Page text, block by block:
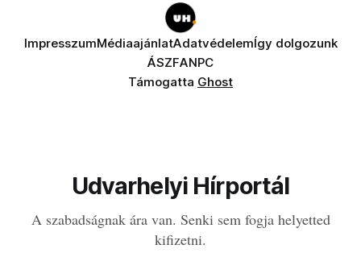
ImpresszumMédiaajánlatAdatvédelemÍgy dolgozunk
ÁSZFANPC
Támogatta Ghost
Udvarhelyi Hírportál
A szabadságnak ára van. Senki sem fogja helyetted
kifizetni.